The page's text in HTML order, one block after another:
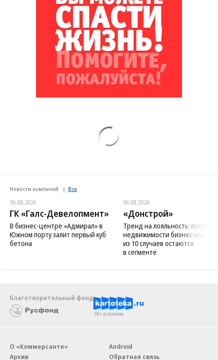
Новости компаний Все
06.08.2026
ГК «Галс-Девелопмент»
В бизнес-центре «Адмирал» в
Южном порту залит первый куб
бетона
06.08.2026
«Донстрой»
Тренд на лояльность:
недвижимости бизнес-класса
из 10 случаев остаются
в сегменте
Благотворительный фонд
18+ реклама
О «Коммерсанте»
Архив
Android
Обратная связь